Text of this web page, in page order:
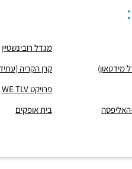
מגדל רובינשטיין
קרן הקריה
פרויקט WE TLV
האליפסה
בית אופקים